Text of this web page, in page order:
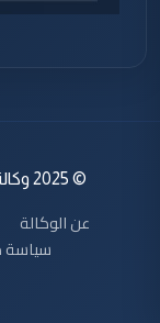
© 2025 وكالة نون الخبرية. جميع الحقوق محفوظة.
عن الوكالة
سياسة